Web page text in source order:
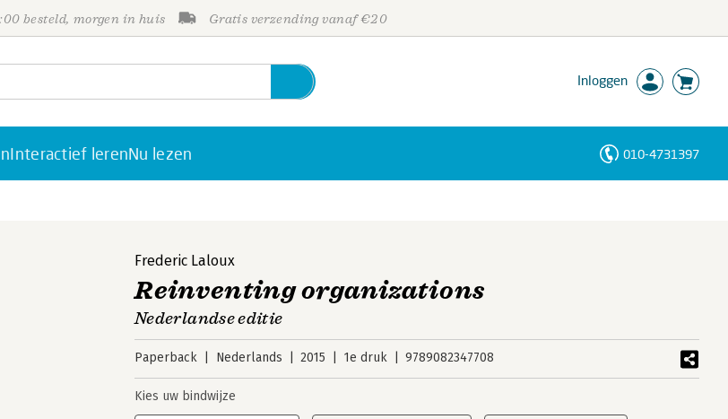
besteld, morgen in huis Gratis verzending vanaf €20
Inloggen
Interactief lerenNu lezen 010-4731397
Frederic Laloux
Reinventing organizations
Nederlandse editie
Paperback Nederlands 2015 1e druk 9789082347708
Kies uw bindwijze
Personen